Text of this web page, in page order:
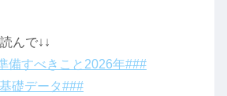
んで↓↓
備すべきこと2026年###
礎データ###